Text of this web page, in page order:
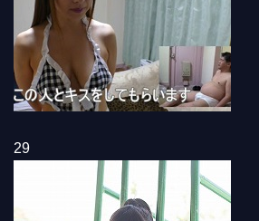
29